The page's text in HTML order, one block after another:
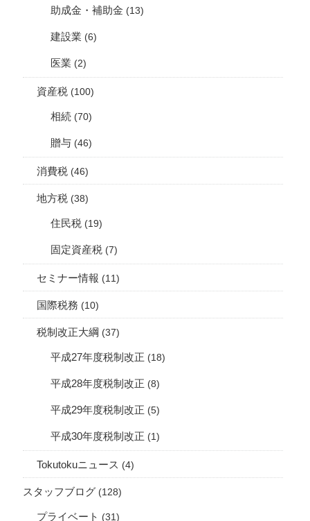
助成金・補助金 (13)
建設業 (6)
医業 (2)
資産税 (100)
相続 (70)
贈与 (46)
消費税 (46)
地方税 (38)
住民税 (19)
固定資産税 (7)
セミナー情報 (11)
国際税務 (10)
税制改正大綱 (37)
平成27年度税制改正 (18)
平成28年度税制改正 (8)
平成29年度税制改正 (5)
平成30年度税制改正 (1)
Tokutokuニュース (4)
スタッフブログ (128)
プライベート (31)